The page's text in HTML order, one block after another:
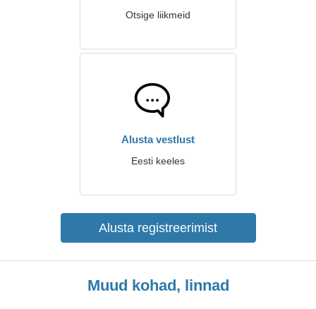
Otsige liikmeid
Alusta vestlust
Eesti keeles
Alusta registreerimist
Muud kohad, linnad